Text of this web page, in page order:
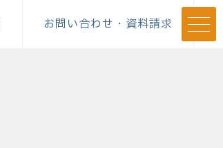
お問い合わせ・資料請求